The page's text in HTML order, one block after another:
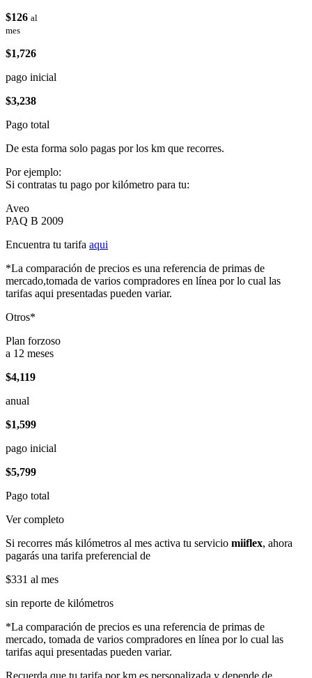
$126 al
mes
$1,726
pago inicial
$3,238
Pago total
De esta forma solo pagas por los km que recorres.
Por ejemplo:
Si contratas tu pago por kilómetro para tu:
Aveo
PAQ B 2009
Encuentra tu tarifa aqui
*La comparación de precios es una referencia de primas de
mercado,tomada de varios compradores en línea por lo cual las
tarifas aqui presentadas pueden variar.
Otros*
Plan forzoso
a 12 meses
$4,119
anual
$1,599
pago inicial
$5,799
Pago total
Ver completo
Si recorres más kilómetros al mes activa tu servicio miiflex, ahora
pagarás una tarifa preferencial de
$331 al mes
sin reporte de kilómetros
*La comparación de precios es una referencia de primas de
mercado, tomada de varios compradores en línea por lo cual las
tarifas aqui presentadas pueden variar.
Recuerda que tu tarifa por km es personalizada y depende de